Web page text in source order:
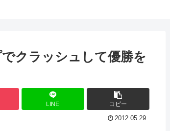
クラッシュして優勝を
LINE コピー
2012.05.29